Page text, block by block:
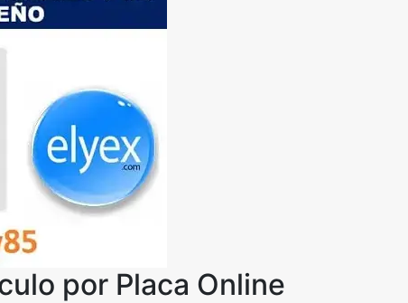
por Placa Online